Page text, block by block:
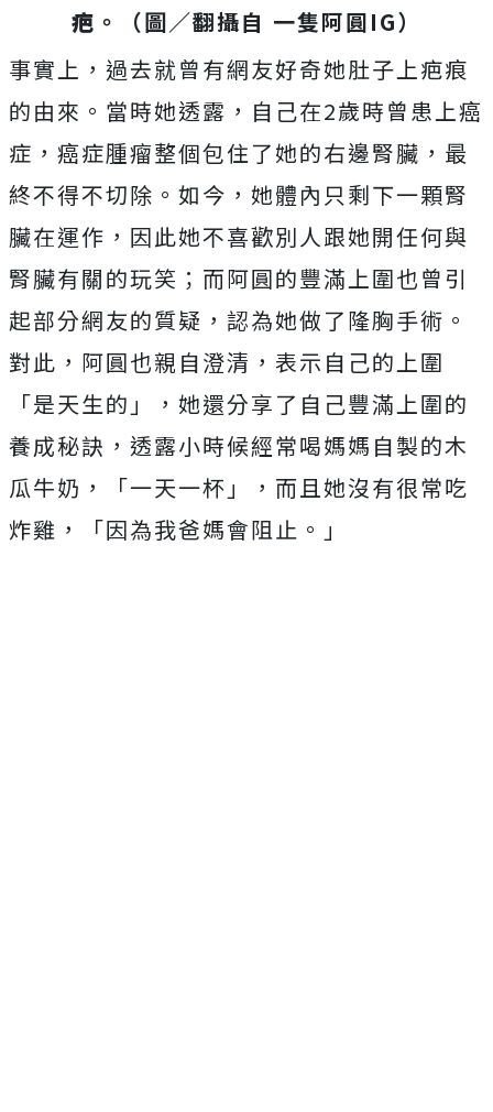
疤 。（圖／翻攝自 一隻阿圓IG）
事實上，過去就曾有網友好奇她肚子上疤痕
的由來。當時她透露，自己在2歲時曾患上癌
症，癌症腫瘤整個包住了她的右邊腎臟，最
終不得不切除。如今，她體內只剩下一顆腎
臟在運作，因此她不喜歡別人跟她開任何與
腎臟有關的玩笑；而阿圓的豐滿上圍也曾引
起部分網友的質疑，認為她做了隆胸手術。
對此，阿圓也親自澄清，表示自己的上圍
「是天生的」，她還分享了自己豐滿上圍的
養成秘訣，透露小時候經常喝媽媽自製的木
瓜牛奶，「一天一杯」，而且她沒有很常吃
炸雞，「因為我爸媽會阻止。」